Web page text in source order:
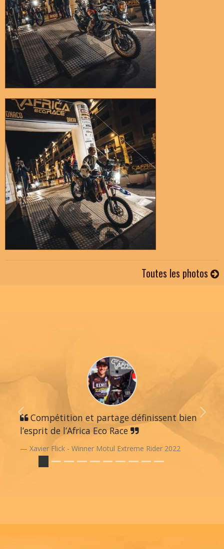
Toutes les photos
Compétition et partage définissent bien
l’esprit de l’Africa Eco Race
Xavier Flick - Winner Motul Extreme Rider 2022
Previous Next